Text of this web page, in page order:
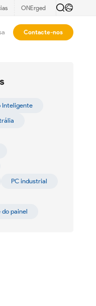
ONErged
Contacte-nos
Inteligente
PC industrial
do painel